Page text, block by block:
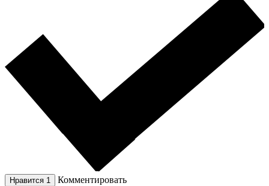
Нравится 1 Комментировать